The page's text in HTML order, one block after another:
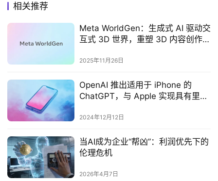
相关推荐
Meta WorldGen：生成式 AI 驱动交
互式 3D 世界，重塑 3D 内容创作范
2025年11月26日
OpenAI 推出适用于 iPhone 的
ChatGPT，与 Apple 实现具有里程
2024年12月12日
当AI成为企业“帮凶”：利润优先下的
伦理危机
2026年4月7日